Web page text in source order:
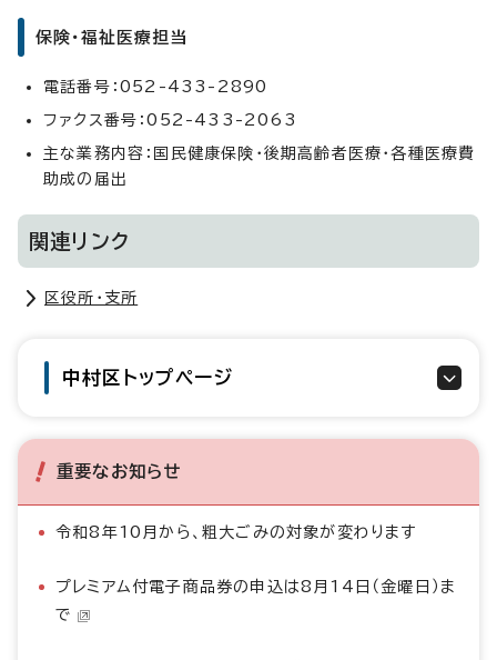
保険・福祉医療担当
電話番号：052-433-2890
ファクス番号：052-433-2063
主な業務内容：国民健康保険・後期高齢者医療・各種医療費
助成の届出
関連リンク
区役所・支所
中村区トップページ
重要なお知らせ
令和8年10月から、粗大ごみの対象が変わります
プレミアム付電子商品券の申込は8月14日（金曜日）ま
で